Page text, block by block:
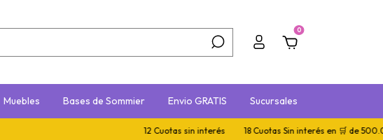
0
Muebles Bases de Sommier Envio GRATIS Sucursales
12 Cuotas sin interés 18 Cuotas Sin interés en 🛒 de 500.000+